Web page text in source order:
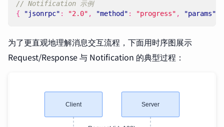
{
"jsonrpc" : "2.0" , "method" : "progress" , "params"
为了更直观地理解消息交互流程，下面用时序图展示
Request/Response 与 Notification 的典型过程：